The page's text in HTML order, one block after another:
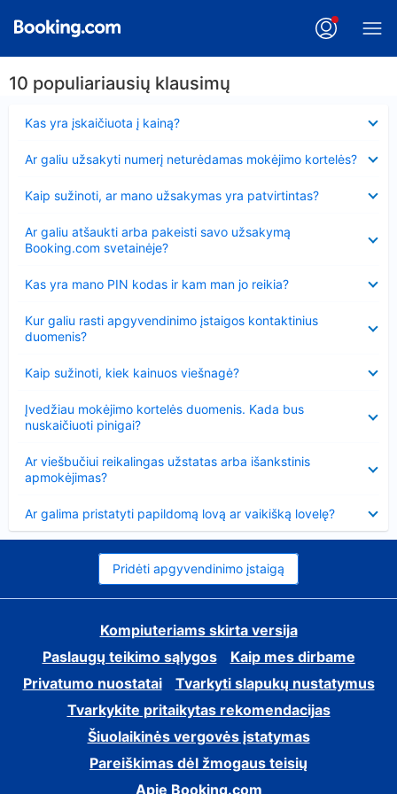
10 populiariausių klausimų
Kas yra įskaičiuota į kainą?
Ar galiu užsakyti numerį neturėdamas mokėjimo kortelės?
Kaip sužinoti, ar mano užsakymas yra patvirtintas?
Ar galiu atšaukti arba pakeisti savo užsakymą
Booking.com svetainėje?
Kas yra mano PIN kodas ir kam man jo reikia?
Kur galiu rasti apgyvendinimo įstaigos kontaktinius
duomenis?
Kaip sužinoti, kiek kainuos viešnagė?
Įvedžiau mokėjimo kortelės duomenis. Kada bus
nuskaičiuoti pinigai?
Ar viešbučiui reikalingas užstatas arba išankstinis
apmokėjimas?
Ar galima pristatyti papildomą lovą ar vaikišką lovelę?
Pridėti apgyvendinimo įstaigą
Kompiuteriams skirta versija
Paslaugų teikimo sąlygos
Kaip mes dirbame
Privatumo nuostatai
Tvarkyti slapukų nustatymus
Tvarkykite pritaikytas rekomendacijas
Šiuolaikinės vergovės įstatymas
Pareiškimas dėl žmogaus teisių
Apie Booking.com